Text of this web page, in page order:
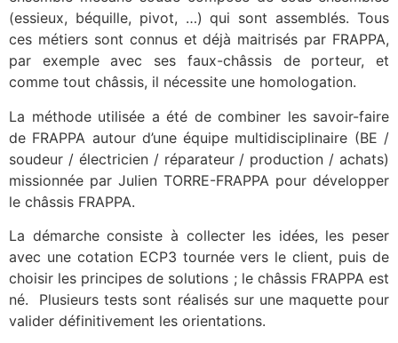
(essieux, béquille, pivot, …) qui sont assemblés. Tous
ces métiers sont connus et déjà maitrisés par FRAPPA,
par exemple avec ses faux-châssis de porteur, et
comme tout châssis, il nécessite une homologation.
La méthode utilisée a été de combiner les savoir-faire
de FRAPPA autour d’une équipe multidisciplinaire (BE /
soudeur / électricien / réparateur / production / achats)
missionnée par Julien TORRE-FRAPPA pour développer
le châssis FRAPPA.
La démarche consiste à collecter les idées, les peser
avec une cotation ECP3 tournée vers le client, puis de
choisir les principes de solutions ; le châssis FRAPPA est
né. Plusieurs tests sont réalisés sur une maquette pour
valider définitivement les orientations.